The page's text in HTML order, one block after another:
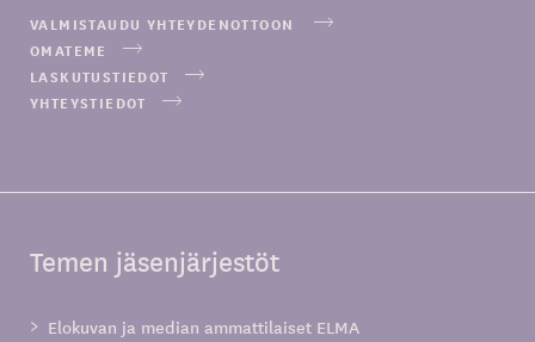
VALMISTAUDU YHTEYDENOTTOON
OMATEME
LASKUTUSTIEDOT
YHTEYSTIEDOT
Temen jäsenjärjestöt
Elokuvan ja median ammattilaiset ELMA